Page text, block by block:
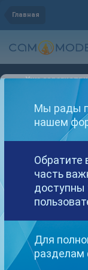
Главная
Уже
Найдено: 1
Мы рады
нашем
Обратите
часть
доступны
Для
разделам